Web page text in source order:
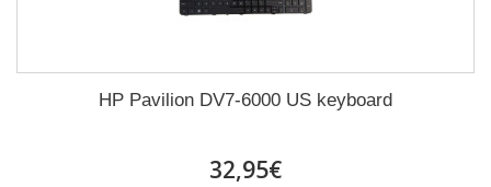
HP Pavilion DV7-6000 US keyboard
32,95€